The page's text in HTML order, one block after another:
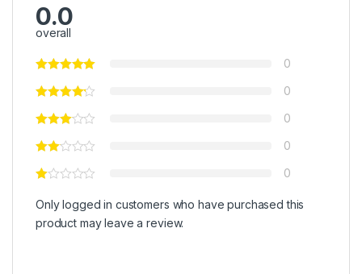
0.0
overall
0
0
0
0
0
Only logged in customers who have purchased this
product may leave a review.